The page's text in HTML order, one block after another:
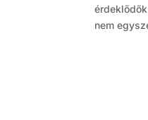
nem